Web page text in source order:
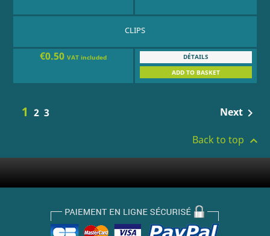
CLIPS
€0.50VAT included
DÉTAILS
ADD TO BASKET
1 2 3 Next 
Back to top 